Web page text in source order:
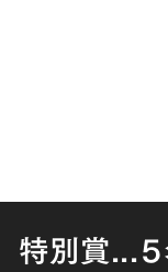
特別賞...